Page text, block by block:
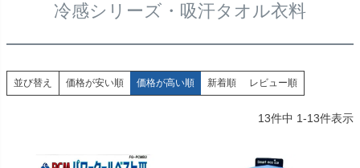
冷感シリーズ・吸汗タオル衣料
並び替え 価格が安い順 価格が高い順 新着順 レビュー順
13件中 1-13件表示